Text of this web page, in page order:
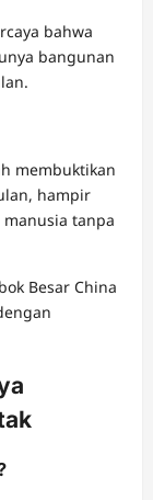
bahwa
bangunan
membuktikan
hampir
tanpa
Besar China